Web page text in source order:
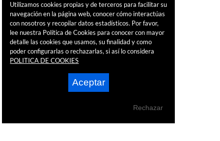
Utilizamos cookies propias y de terceros para facilitar su
navegación en la página web, conocer cómo interactúas
con nosotros y recopilar datos estadísticos. Por favor,
lee nuestra Política de Cookies para conocer con mayor
detalle las cookies que usamos, su finalidad y como
poder configurarlas o rechazarlas, si así lo considera
POLITICA DE COOKIES
Aceptar
Rechazar